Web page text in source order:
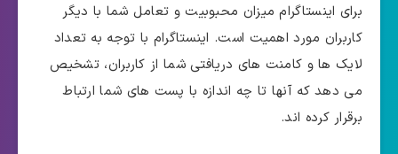
برای اینستاگرام میزان محبوبیت و تعامل شما با دیگر
کاربران مورد اهمیت است. اینستاگرام با توجه به تعداد
لایک ها و کامنت های دریافتی شما از کاربران، تشخیص
می دهد که آنها تا چه اندازه با پست های شما ارتباط
برقرار کرده اند.